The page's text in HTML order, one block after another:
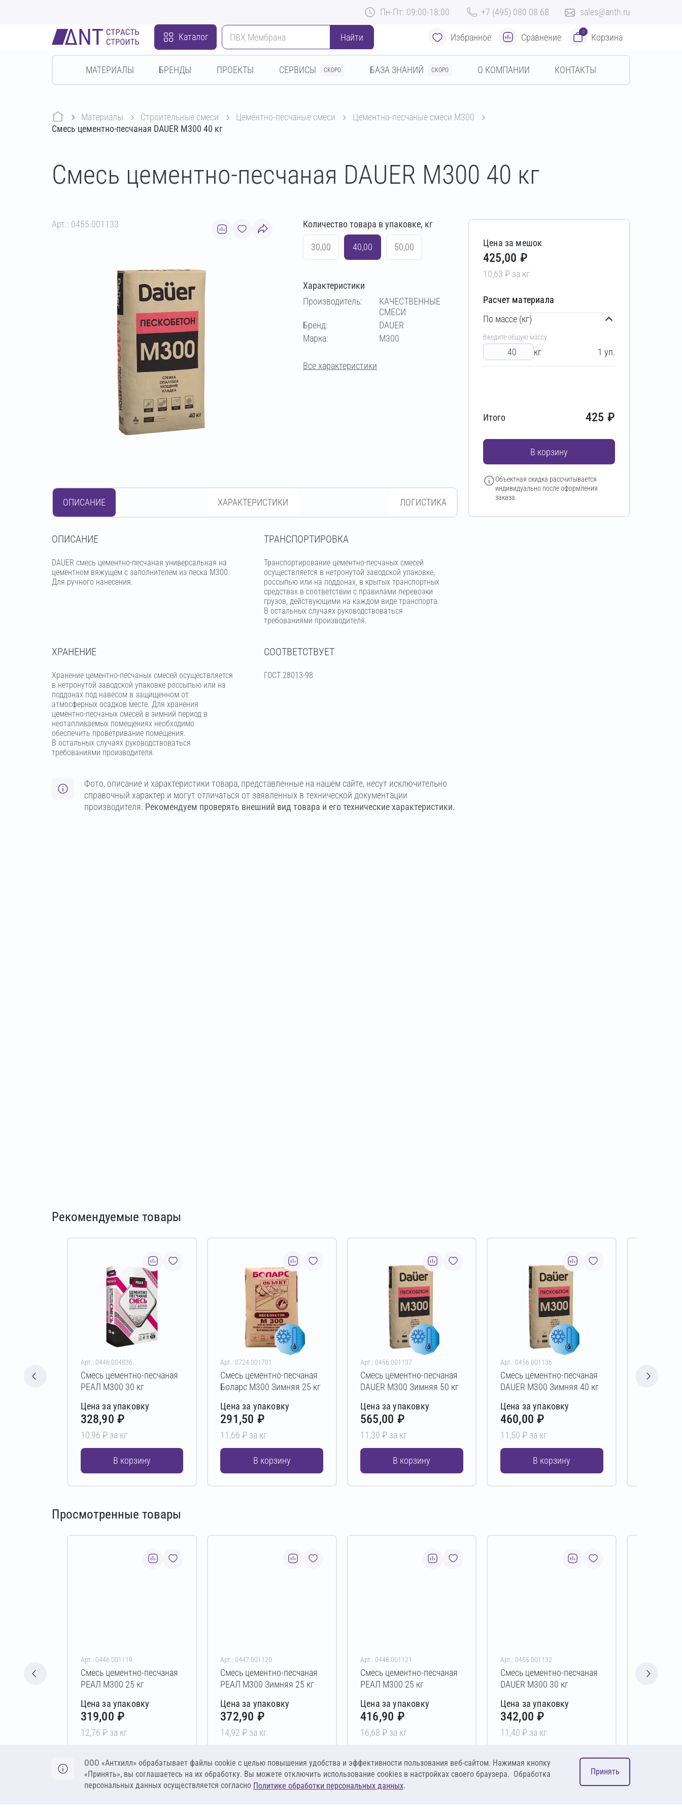
Пн-Пт: 09:00-18:00 +7 (495) 080 08 68 sales@anth.ru
Каталог Найти Избранное Сравнение
0
Корзина
МАТЕРИАЛЫ БРЕНДЫ ПРОЕКТЫ СЕРВИСЫ СКОРО БАЗА ЗНАНИЙ СКОРО О КОМПАНИИ КОНТАКТЫ
Материалы строительные смеси цементно-песчаные смеси
цементно-песчаные смеси М300
Смесь цементно-песчаная DAUER М300 40 кг
Смесь цементно-песчаная DAUER М300 40 кг
Арт.: 0455.001133 Количество товара в упаковке, кг
30,00 40,00 50,00
Характеристики
Производитель:
КАЧЕСТВЕННЫЕ
СМЕСИ
Бренд:
DAUER
Марка:
М300
Все характеристики
ОПИСАНИЕ ХАРАКТЕРИСТИКИ ЛОГИСТИКА
OПИСАНИЕ
DAUER смесь цементно-песчаная универсальная на
цементном вяжущем с заполнителем из песка М300.
Для ручного нанесения.
ТРАНСПОРТИРОВКА
Транспортирование цементно-песчаных смесей
осуществляется в нетронутой заводской упаковке,
россыпью или на поддонах, в крытых транспортных
средствах в соответствии с правилами перевозки
грузов, действующими на каждом виде транспорта.
В остальных случаях руководствоваться
требованиями производителя.
ХРАНЕНИЕ
Хранение цементно-песчаных смесей осуществляется
в нетронутой заводской упаковке россыпью или на
поддонах под навесом в защищенном от
атмосферных осадков месте. Для хранения
цементно-песчаных смесей в зимний период в
неотапливаемых помещениях необходимо
обеспечить проветривание помещения.
В остальных случаях руководствоваться
требованиями производителя.
СООТВЕТСТВУЕТ
ГОСТ 28013-98
Фото, описание и характеристики товара, представленные на нашем сайте, несут исключительно
справочный характер и могут отличаться от заявленных в технической документации
производителя. Рекомендуем проверять внешний вид товара и его технические характеристики.
Цена за мешок
425,00 ₽
10,63 ₽ за кг
Расчет материала
По массе (кг)
Введите общую массу
кг 1 уп.
Итого 425 ₽
В корзину
Объектная скидка рассчитывается
индивидуально после оформления
заказа.
Рекомендуемые товары
Арт.: 0446.004836
Смесь цементно-песчаная
РЕАЛ М300 30 кг
Цена за упаковку
328,90 ₽
10,96 ₽ за кг
В корзину
Арт.: 0724.001701
Смесь цементно-песчаная
Боларс М300 Зимняя 25 кг
Цена за упаковку
291,50 ₽
11,66 ₽ за кг
В корзину
Арт.: 0456.001137
Смесь цементно-песчаная
DAUER М300 Зимняя 50 кг
Цена за упаковку
565,00 ₽
11,30 ₽ за кг
В корзину
Арт.: 0456.001136
Смесь цементно-песчаная
DAUER М300 Зимняя 40 кг
Цена за упаковку
460,00 ₽
11,50 ₽ за кг
В корзину
Смесь
Просмотренные товары
Арт.: 0446.001119
Смесь цементно-песчаная
РЕАЛ М300 25 кг
Цена за упаковку
319,00 ₽
12,76 ₽ за кг
В корзину
Арт.: 0447.001120
Смесь цементно-песчаная
РЕАЛ М300 Зимняя 25 кг
Цена за упаковку
372,90 ₽
14,92 ₽ за кг
Арт.: 0448.001121
Смесь цементно-песчаная
РЕАЛ М300 25 кг
Цена за упаковку
416,90 ₽
16,68 ₽ за кг
Арт.: 0455.001132
Смесь цементно-песчаная
DAUER М300 30 кг
Цена за упаковку
342,00 ₽
11,40 ₽ за кг
Смесь
ООО «Антхилл» обрабатывает файлы cookie c целью повышения удобства и эффективности пользования веб-сайтом. Нажимая кнопку
«Принять», вы соглашаетесь на их обработку. Вы можете отключить использование cookies в настройках своего браузера. Обработка
персональных данных осуществляется согласно Политике обработки персональных данных.
Принять